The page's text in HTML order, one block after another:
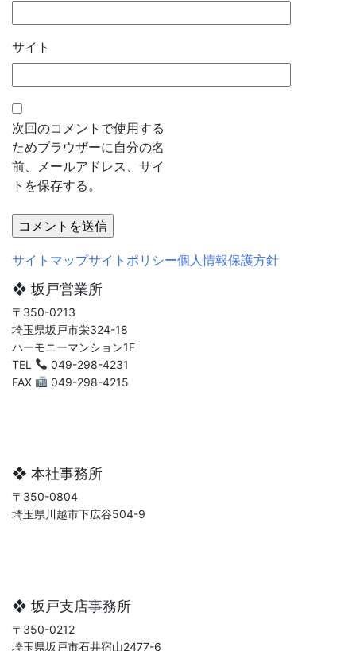
サイト
次回のコメントで使用する
ためブラウザーに自分の名
前、メールアドレス、サイ
トを保存する。
サイトマップサイトポリシー個人情報保護方針
❖ 坂戸営業所
〒350-0213
埼玉県坂戸市栄324-18
ハーモニーマンション1F
TEL
049-298-4231
FAX
049-298-4215
❖ 本社事務所
〒350-0804
埼玉県川越市下広谷504-9
❖ 坂戸支店事務所
〒350-0212
埼玉県坂戸市石井宿山2477-6